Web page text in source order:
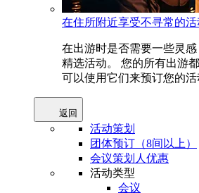
在住所附近享受不寻常的活
在出游时是否需要一些灵
精选活动。 您的所有出游
可以使用它们来预订您的活
返回
活动策划
团体预订（8间以上）
会议策划人优惠
活动类型
会议